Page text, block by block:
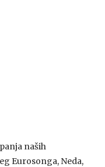
naših
Eurosonga, Neda,